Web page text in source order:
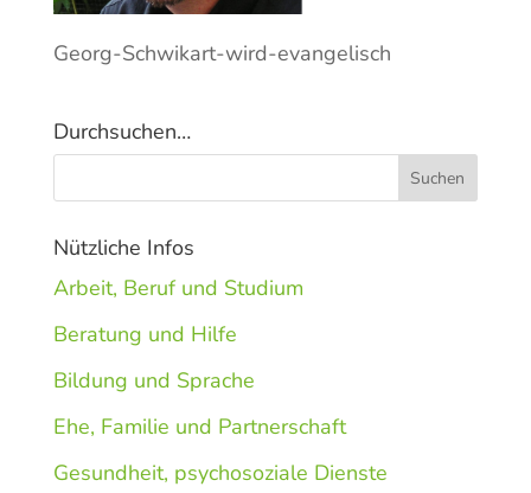
Georg-Schwikart-wird-evangelisch
Durchsuchen…
Nützliche Infos
Arbeit, Beruf und Studium
Beratung und Hilfe
Bildung und Sprache
Ehe, Familie und Partnerschaft
Gesundheit, psychosoziale Dienste